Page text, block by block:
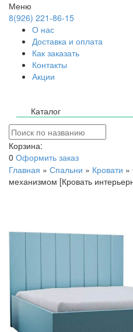
Меню
8(926) 221-86-15
О нас
Доставка и оплата
Как заказать
Контакты
Акции
Каталог
Корзина:
0 Оформить заказ
Главная » Спальни » Кровати »
механизмом [Кровать